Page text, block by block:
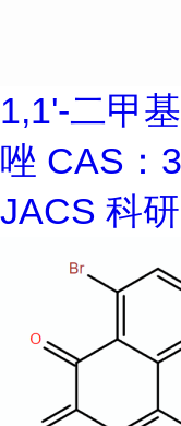
1,1'-二甲
唑 CAS：
JACS 科